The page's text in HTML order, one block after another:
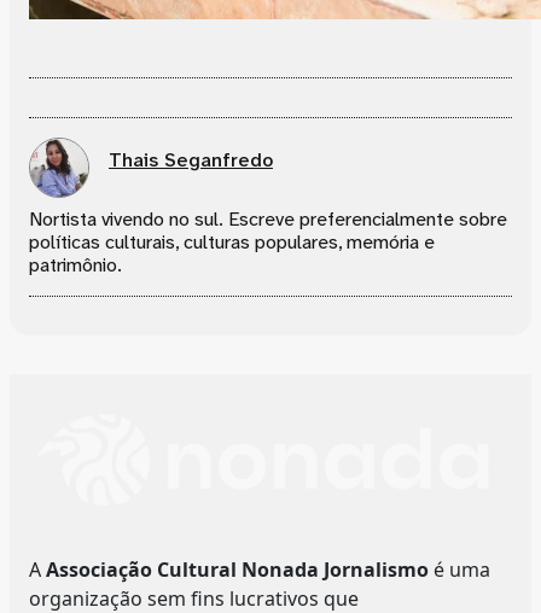
Thais Seganfredo
Nortista vivendo no sul. Escreve preferencialmente sobre
políticas culturais, culturas populares, memória e
patrimônio.
AAssociação Cultural Nonada Jornalismo é uma
organização sem fins lucrativos que